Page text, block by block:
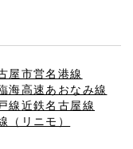
屋市営名港線
海高速あおなみ線
線近鉄名古屋線
（リニモ）